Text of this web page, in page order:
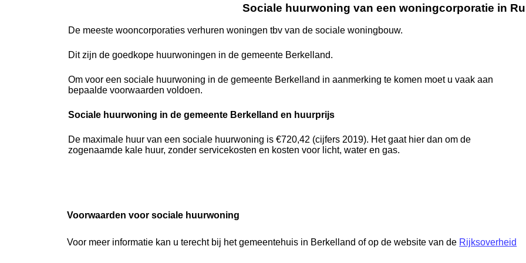
Sociale huurwoning van een woningcorporatie in
De meeste wooncorporaties verhuren woningen tbv van de sociale woningbouw.
Dit zijn de goedkope huurwoningen in de gemeente Berkelland.
Om voor een sociale huurwoning in de gemeente Berkelland in aanmerking te komen moet u vaak aan
bepaalde voorwaarden voldoen.
Sociale huurwoning in de gemeente Berkelland en huurprijs
De maximale huur van een sociale huurwoning is €720,42 (cijfers 2019). Het gaat hier dan om de
zogenaamde kale huur, zonder servicekosten en kosten voor licht, water en gas.
Voorwaarden voor sociale huurwoning
Voor meer informatie kan u terecht bij het gemeentehuis in Berkelland of op de website van de Rijksoverheid